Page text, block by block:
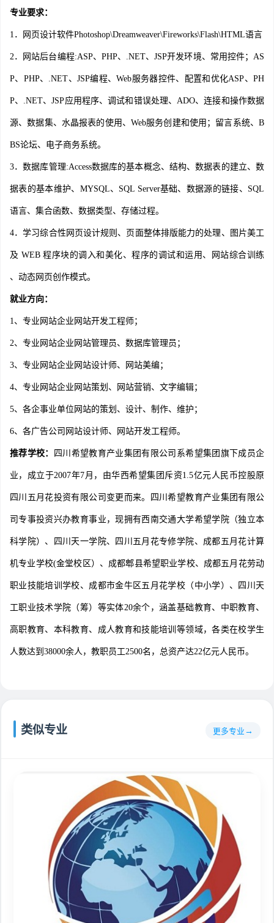
专业要求：
1．网页设计软件Photoshop\Dreamweaver\Fireworks\Flash\HTML语言
2．网站后台编程:ASP、PHP、.NET、JSP开发环境、常用控件；AS
P、PHP、.NET、JSP编程、Web服务器控件、配置和优化ASP、PH
P、.NET、JSP应用程序、调试和错误处理、ADO、连接和操作数据
源、数据集、水晶报表的使用、Web服务创建和使用；留言系统、B
BS论坛、电子商务系统。
3．数据库管理:Access数据库的基本概念、结构、数据表的建立、数
据表的基本维护、MYSQL、SQL Server基础、数据源的链接、SQL
语言、集合函数、数据类型、存储过程。
4．学习综合性网页设计规则、页面整体排版能力的处理、图片美工
及 WEB 程序块的调入和美化、程序的调试和运用、网站综合训练
、动态网页创作模式。
就业方向：
1、专业网站企业网站开发工程师；
2、专业网站企业网站管理员、数据库管理员；
3、专业网站企业网站设计师、网站美编；
4、专业网站企业网站策划、网站营销、文字编辑；
5、各企事业单位网站的策划、设计、制作、维护；
6、各广告公司网站设计师、网站开发工程师。
推荐学校： 四川希望教育产业集团有限公司系希望集团旗下成员企
业，成立于2007年7月，由华西希望集团斥资1.5亿元人民币控股原
四川五月花投资有限公司变更而来。四川希望教育产业集团有限公
司专事投资兴办教育事业，现拥有西南交通大学希望学院（独立本
科学院）、四川天一学院、四川五月花专修学院、成都五月花计算
机专业学校(金堂校区）、成都郫县希望职业学校、成都五月花劳动
职业技能培训学校、成都市金牛区五月花学校（中小学）、四川天
工职业技术学院（筹）等实体20余个，涵盖基础教育、中职教育、
高职教育、本科教育、成人教育和技能培训等领域，各类在校学生
人数达到38000余人，教职员工2500名，总资产达22亿元人民币。
类似专业 更多专业